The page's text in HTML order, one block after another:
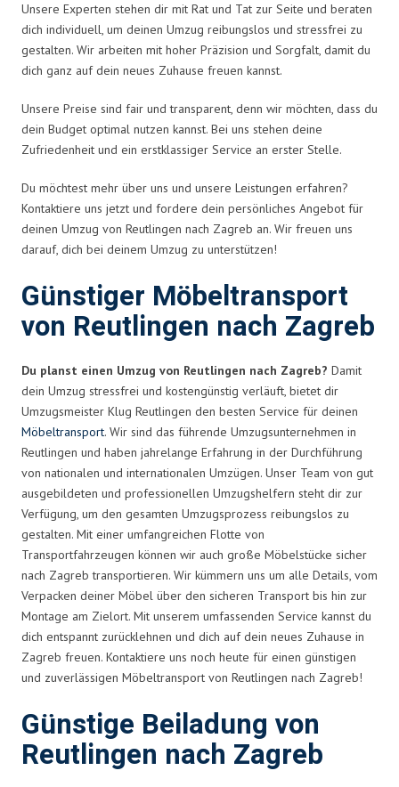
Unsere Experten stehen dir mit Rat und Tat zur Seite und beraten
dich individuell, um deinen Umzug reibungslos und stressfrei zu
gestalten. Wir arbeiten mit hoher Präzision und Sorgfalt, damit du
dich ganz auf dein neues Zuhause freuen kannst.
Unsere Preise sind fair und transparent, denn wir möchten, dass du
dein Budget optimal nutzen kannst. Bei uns stehen deine
Zufriedenheit und ein erstklassiger Service an erster Stelle.
Du möchtest mehr über uns und unsere Leistungen erfahren?
Kontaktiere uns jetzt und fordere dein persönliches Angebot für
deinen Umzug von Reutlingen nach Zagreb an. Wir freuen uns
darauf, dich bei deinem Umzug zu unterstützen!
Günstiger Möbeltransport
von Reutlingen nach Zagreb
Du planst einen Umzug von Reutlingen nach Zagreb? Damit
dein Umzug stressfrei und kostengünstig verläuft, bietet dir
Umzugsmeister Klug Reutlingen den besten Service für deinen
Möbeltransport. Wir sind das führende Umzugsunternehmen in
Reutlingen und haben jahrelange Erfahrung in der Durchführung
von nationalen und internationalen Umzügen. Unser Team von gut
ausgebildeten und professionellen Umzugshelfern steht dir zur
Verfügung, um den gesamten Umzugsprozess reibungslos zu
gestalten. Mit einer umfangreichen Flotte von
Transportfahrzeugen können wir auch große Möbelstücke sicher
nach Zagreb transportieren. Wir kümmern uns um alle Details, vom
Verpacken deiner Möbel über den sicheren Transport bis hin zur
Montage am Zielort. Mit unserem umfassenden Service kannst du
dich entspannt zurücklehnen und dich auf dein neues Zuhause in
Zagreb freuen. Kontaktiere uns noch heute für einen günstigen
und zuverlässigen Möbeltransport von Reutlingen nach Zagreb!
Günstige Beiladung von
Reutlingen nach Zagreb